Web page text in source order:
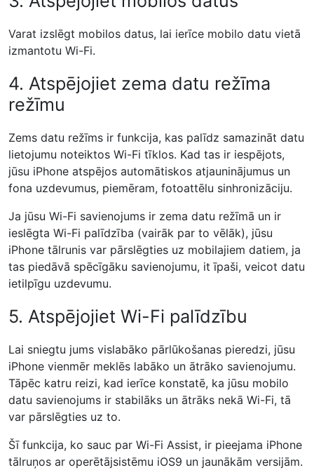
Varat izslēgt mobilos datus, lai ierīce mobilo datu vietā
izmantotu Wi-Fi.
4. Atspējojiet zema datu režīma
režīmu
Zems datu režīms ir funkcija, kas palīdz samazināt datu
lietojumu noteiktos Wi-Fi tīklos. Kad tas ir iespējots,
jūsu iPhone atspējos automātiskos atjauninājumus un
fona uzdevumus, piemēram, fotoattēlu sinhronizāciju.
Ja jūsu Wi-Fi savienojums ir zema datu režīmā un ir
ieslēgta Wi-Fi palīdzība (vairāk par to vēlāk), jūsu
iPhone tālrunis var pārslēgties uz mobilajiem datiem, ja
tas piedāvā spēcīgāku savienojumu, it īpaši, veicot datu
ietilpīgu uzdevumu.
5. Atspējojiet Wi-Fi palīdzību
Lai sniegtu jums vislabāko pārlūkošanas pieredzi, jūsu
iPhone vienmēr meklēs labāko un ātrāko savienojumu.
Tāpēc katru reizi, kad ierīce konstatē, ka jūsu mobilo
datu savienojums ir stabilāks un ātrāks nekā Wi-Fi, tā
var pārslēgties uz to.
Šī funkcija, ko sauc par Wi-Fi Assist, ir pieejama iPhone
tālruņos ar operētājsistēmu iOS9 un jaunākām versijām.